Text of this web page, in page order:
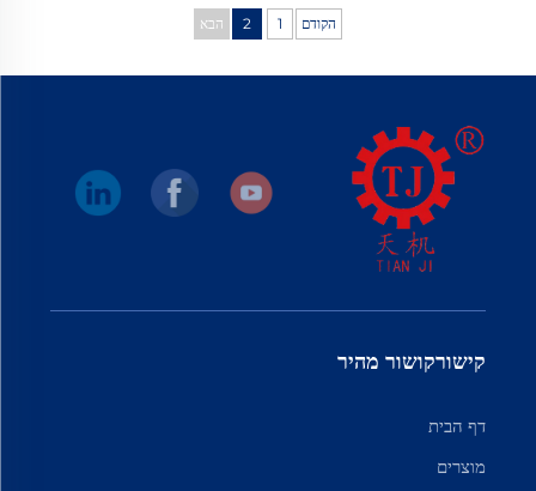
הקודם 1
2 הבא
קישורקושור מהיר
דף הבית
מוצרים